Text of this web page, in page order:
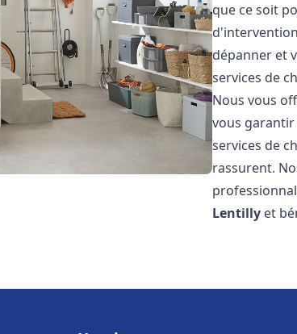
que ce soit
dépanner et
services de
Nous vous
vous
services de
rassurent.
Lentilly et